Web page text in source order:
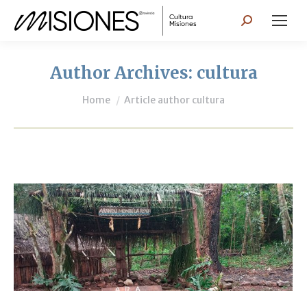
Search:
Author Archives: cultura
You are here:
Home Article author cultura